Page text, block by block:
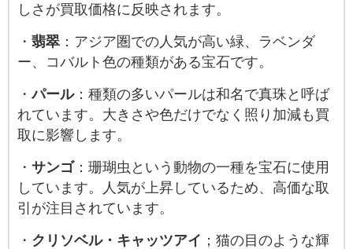
しさが買取価格に反映されます。
・ 翡翠 ：アジア圏での人気が高い緑、ラベンダ
ー、コバルト色の種類がある宝石です。
・パール：種類の多いパールは和名で真珠と呼ば
れています。大きさや色だけでなく照り加減も買
取に影響します。
・ サンゴ：珊瑚虫という動物の一種を宝石に使用
しています。人気が上昇しているため、高価な取
引が注目されています。
・ クリソベル・キャッツアイ ；猫の目のような輝